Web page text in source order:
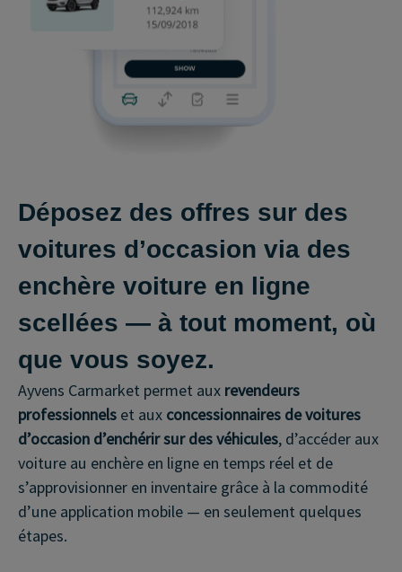
Déposez des offres sur des
voitures d’occasion via des
enchère voiture en ligne
scellées — à tout moment, où
que vous soyez.
Ayvens Carmarket permet aux revendeurs
professionnels et aux concessionnaires de voitures
d’occasion d’enchérir sur des véhicules, d’accéder aux
voiture au enchère en ligne en temps réel et de
s’approvisionner en inventaire grâce à la commodité
d’une application mobile — en seulement quelques
étapes.